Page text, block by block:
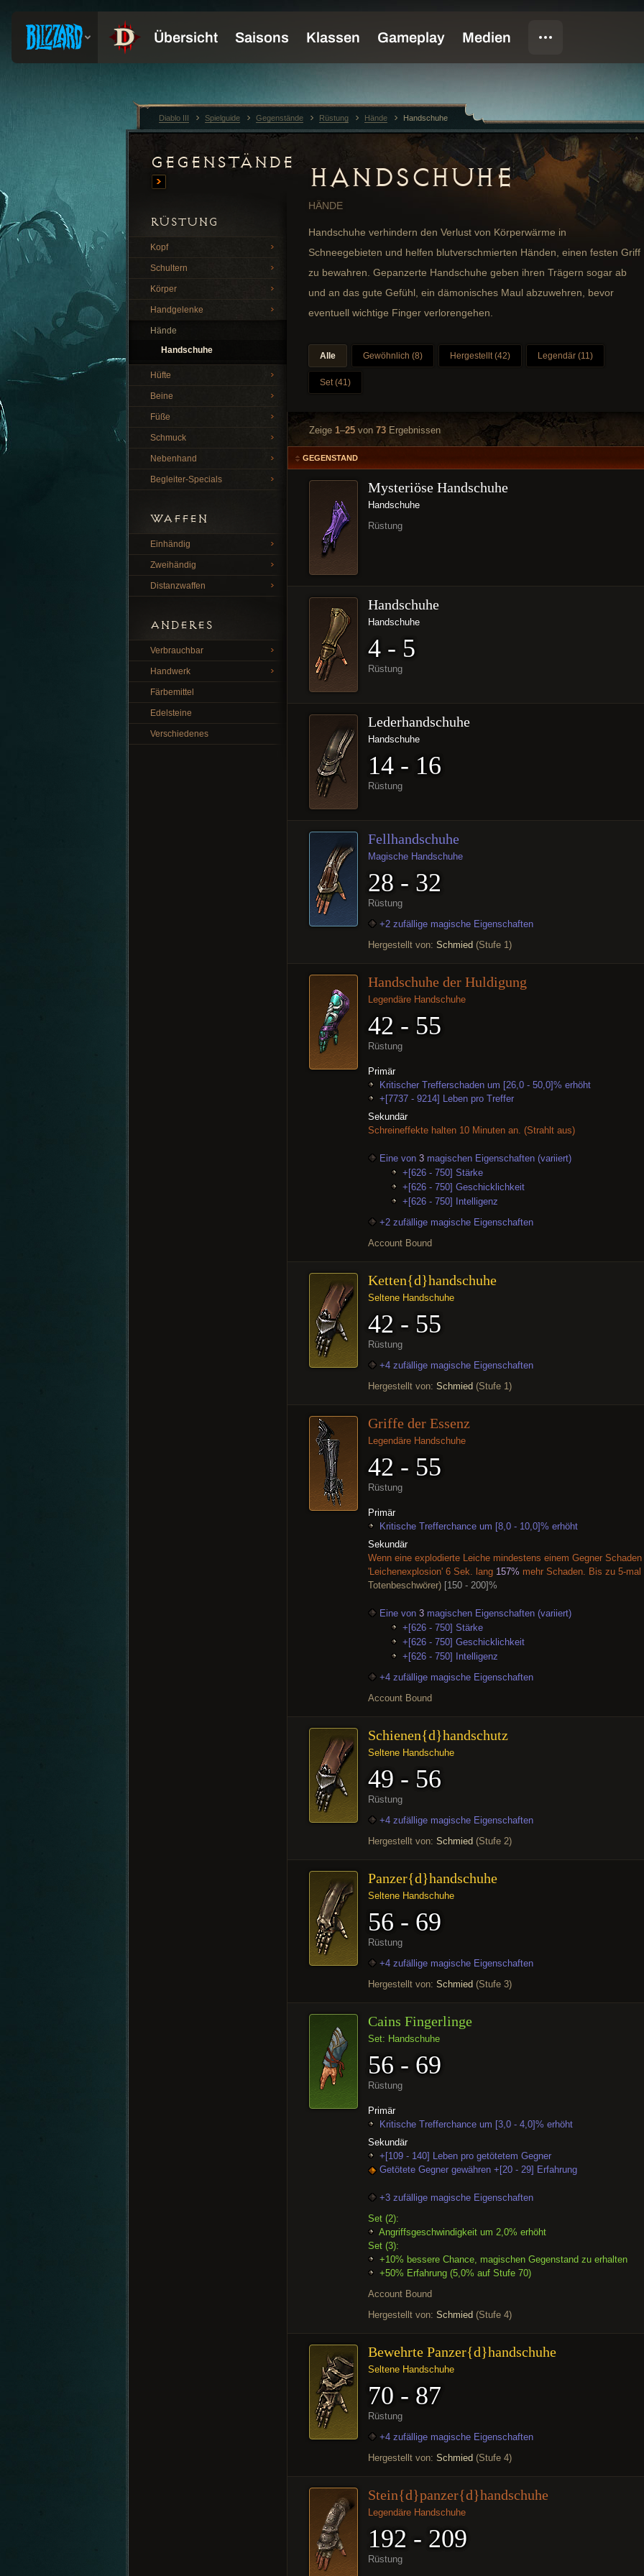
Gegenstände
RÜSTUNG
Kopf
Schultern
Körper
Handgelenke
Hände
Handschuhe
Hüfte
Beine
Füße
Schmuck
Nebenhand
Begleiter-Specials
WAFFEN
Einhändig
Zweihändig
Distanzwaffen
ANDERES
Verbrauchbar
Handwerk
Färbemittel
Edelsteine
Verschiedenes
HANDSCHUHE
HÄNDE
Handschuhe verhindern den Verlust von Körperwärme in
Schneegebieten und helfen blutverschmierten Händen, einen festen Griff
zu bewahren. Gepanzerte Handschuhe geben ihren Trägern sogar ab
und an das gute Gefühl, ein dämonisches Maul abzuwehren, bevor
eventuell wichtige Finger verlorengehen.
Alle Gewöhnlich (8) Hergestellt (42) Legendär (11)
Set (41)
Zeige 1–25 von 73 Ergebnissen
GEGENSTAND
Mysteriöse Handschuhe
Handschuhe
Rüstung
Handschuhe
Handschuhe
4 - 5
Rüstung
Lederhandschuhe
Handschuhe
14 - 16
Rüstung
Fellhandschuhe
Magische Handschuhe
28 - 32
Rüstung
+2 zufällige magische Eigenschaften
Hergestellt von: Schmied (Stufe 1)
Handschuhe der Huldigung
Legendäre Handschuhe
42 - 55
Rüstung
Primär
Kritischer Trefferschaden um [26,0 - 50,0]% erhöht
+[7737 - 9214] Leben pro Treffer
Sekundär
Schreineffekte halten 10 Minuten an. (Strahlt aus)
Eine von 3 magischen Eigenschaften (variiert)
+[626 - 750] Stärke
+[626 - 750] Geschicklichkeit
+[626 - 750] Intelligenz
+2 zufällige magische Eigenschaften
Account Bound
Ketten{d}handschuhe
Seltene Handschuhe
42 - 55
Rüstung
+4 zufällige magische Eigenschaften
Hergestellt von: Schmied (Stufe 1)
Griffe der Essenz
Legendäre Handschuhe
42 - 55
Rüstung
Primär
Kritische Trefferchance um [8,0 - 10,0]% erhöht
Sekundär
Wenn eine explodierte Leiche mindestens einem Gegner
'Leichenexplosion' 6 Sek. lang 157% mehr Schaden. Bis zu 5-mal
Totenbeschwörer) [150 - 200]%
Eine von 3 magischen Eigenschaften (variiert)
+[626 - 750] Stärke
+[626 - 750] Geschicklichkeit
+[626 - 750] Intelligenz
+4 zufällige magische Eigenschaften
Account Bound
Schienen{d}handschutz
Seltene Handschuhe
49 - 56
Rüstung
+4 zufällige magische Eigenschaften
Hergestellt von: Schmied (Stufe 2)
Panzer{d}handschuhe
Seltene Handschuhe
56 - 69
Rüstung
+4 zufällige magische Eigenschaften
Hergestellt von: Schmied (Stufe 3)
Cains Fingerlinge
Set: Handschuhe
56 - 69
Rüstung
Primär
Kritische Trefferchance um [3,0 - 4,0]% erhöht
Sekundär
+[109 - 140] Leben pro getötetem Gegner
Getötete Gegner gewähren +[20 - 29] Erfahrung
+3 zufällige magische Eigenschaften
Set (2):
Angriffsgeschwindigkeit um 2,0% erhöht
Set (3):
+10% bessere Chance, magischen Gegenstand zu erhalten
+50% Erfahrung (5,0% auf Stufe 70)
Account Bound
Hergestellt von: Schmied (Stufe 4)
Bewehrte Panzer{d}handschuhe
Seltene Handschuhe
70 - 87
Rüstung
+4 zufällige magische Eigenschaften
Hergestellt von: Schmied (Stufe 4)
Stein{d}panzer{d}handschuhe
Legendäre Handschuhe
192 - 209
Rüstung
Diablo III Spielguide Gegenstände Rüstung Hände Handschuhe